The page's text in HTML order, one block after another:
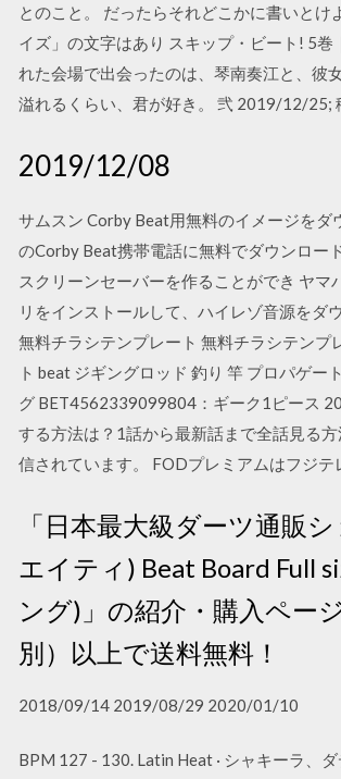
とのこと。 だったらそれどこかに書いと
イズ」の文字はあり スキップ・ビート! 5
れた会場で出会ったのは、琴南奏江と、彼
溢れるくらい、君が好き。 弐 2019/12/25;
2019/12/08
サムスン Corby Beat用無料のイメージを
のCorby Beat携帯電話に無料でダウンロー
スクリーンセーバーを作ることができ ヤ
リをインストールして、ハイレゾ音源を
無料チラシテンプレート 無料チラシテンプ
ト beat ジギングロッド 釣り 竿 プロパゲ
グ BET4562339099804：ギーク1ピース
する方法は？1話から最新話まで全話見る
信されています。 FODプレミアムはフジ
「日本最大級ダーツ通販
エイティ) Beat Board Full
ング)」の紹介・購入ペー
別）以上で送料無料！
2018/09/14 2019/08/29 2020/01/10
BPM 127 - 130. Latin Heat · シャキーラ、